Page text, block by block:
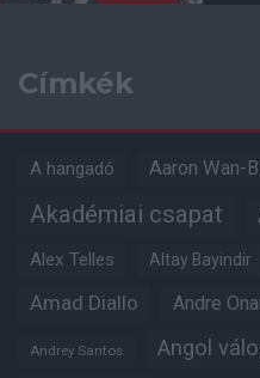
Címkék
A hangadó Aaron Wan-
Akadémiai csapat
Alex Telles Altay Bayindir
Amad Diallo Andre
Andrey Santos Angol